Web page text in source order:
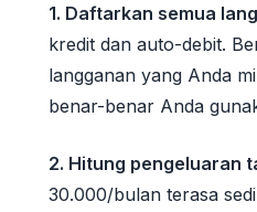
1. Daftarkan semua
kredit dan auto-debit.
langganan yang Anda
benar-benar Anda
2. Hitung pengeluaran
30.000/bulan terasa